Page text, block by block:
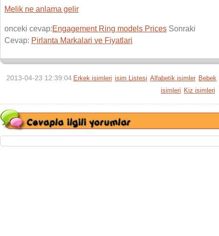
Melik ne anlama gelir
onceki cevap:Engagement Ring models Prices Sonraki
Cevap: Pirlanta Markalari ve Fiyatlari
2013-04-23 12:39:04 Erkek isimleri isim Listesi Alfabetik isimler Bebek
isimleri Kiz isimleri